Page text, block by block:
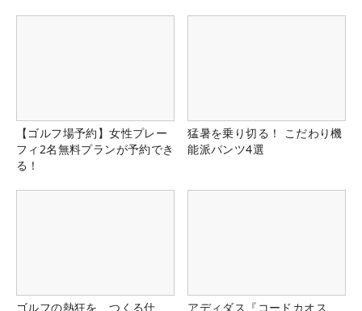
【ゴルフ場予約】女性プレー
フィ2名無料プランが予約でき
る！
猛暑を乗り切る！ こだわり機
能派パンツ4選
ゴルフの熱狂を、つくる仕
アディダス『コードカオス